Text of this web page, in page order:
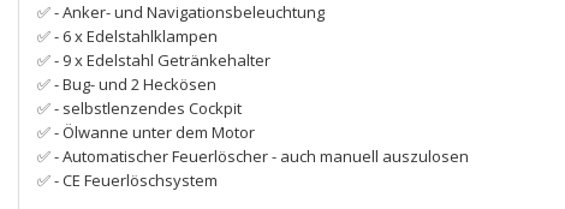
✅ - Anker- und Navigationsbeleuchtung
✅ - 6 x Edelstahlklampen
✅ - 9 x Edelstahl Getränkehalter
✅ - Bug- und 2 Heckösen
✅ - selbstlenzendes Cockpit
✅ - Ölwanne unter dem Motor
✅ - Automatischer Feuerlöscher - auch manuell auszulosen
✅ - CE Feuerlöschsystem